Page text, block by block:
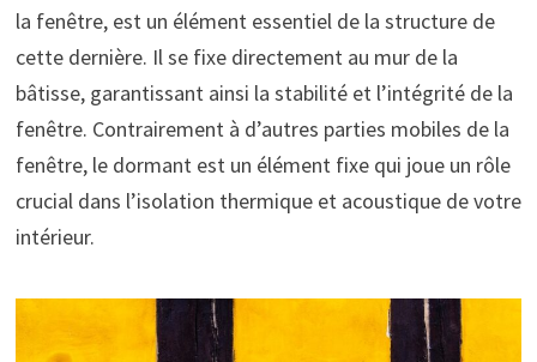
la fenêtre, est un élément essentiel de la structure de
cette dernière. Il se fixe directement au mur de la
bâtisse, garantissant ainsi la stabilité et l’intégrité de la
fenêtre. Contrairement à d’autres parties mobiles de la
fenêtre, le dormant est un élément fixe qui joue un rôle
crucial dans l’isolation thermique et acoustique de votre
intérieur.